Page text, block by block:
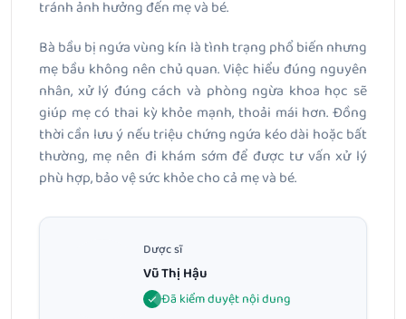
tránh ảnh hưởng đến mẹ và bé.
Bà bầu bị ngứa vùng kín là tình trạng phổ biến nhưng
mẹ bầu không nên chủ quan. Việc hiểu đúng nguyên
nhân, xử lý đúng cách và phòng ngừa khoa học sẽ
giúp mẹ có thai kỳ khỏe mạnh, thoải mái hơn. Đồng
thời cần lưu ý nếu triệu chứng ngứa kéo dài hoặc bất
thường, mẹ nên đi khám sớm để được tư vấn xử lý
phù hợp, bảo vệ sức khỏe cho cả mẹ và bé.
Dược sĩ
Vũ Thị Hậu
Đã kiểm duyệt nội dung